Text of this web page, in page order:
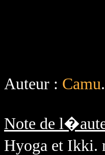
Auteur : Camu.
Note de
Hyoga et Ikki.